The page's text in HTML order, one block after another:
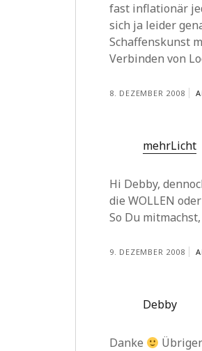
fast inflationär
sich ja leider
Schaffenskunst
Verbinden von
8. DEZEMBER 2008
mehrLicht
Hi Debby,
die WOLLEN
So Du
9. DEZEMBER 2008
Debby
Danke